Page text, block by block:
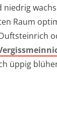
Raum
üppig